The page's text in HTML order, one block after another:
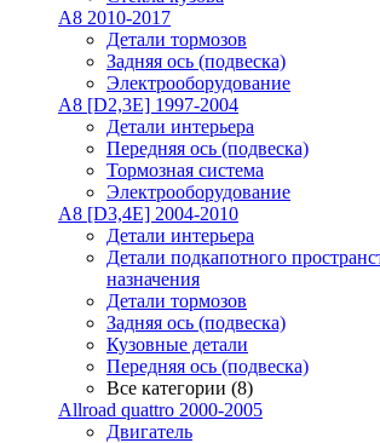
A8 2010-2017
Детали тормозов
Задняя ось (подвеска)
Электрооборудование
A8 [D2,3E] 1997-2004
Детали интерьера
Передняя ось (подвеска)
Тормозная система
Электрооборудование
A8 [D3,4E] 2004-2010
Детали интерьера
Детали подкапотного
назначения
Детали тормозов
Задняя ось (подвеска)
Кузовные детали
Передняя ось (подвеска)
Все категории (8)
Allroad quattro 2000-2005
Двигатель